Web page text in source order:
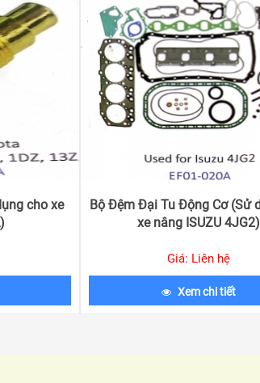
cho xe
Bộ Đệm Đại Tu Động Cơ (Sử
xe nâng ISUZU 4JG2)
Giá: Liên hệ
Xem chi tiết